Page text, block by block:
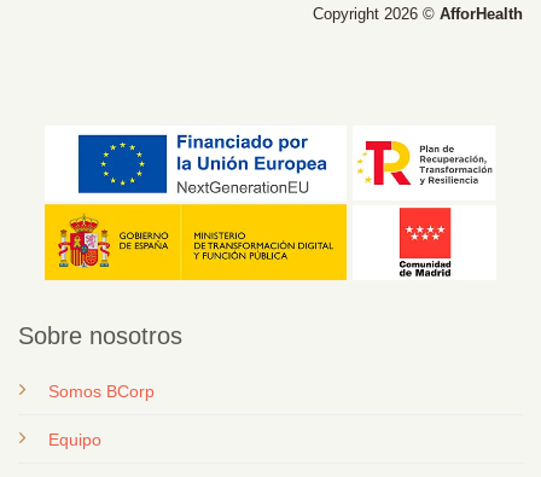
Copyright 2026 © AfforHealth
Sobre nosotros
Somos BCorp
Equipo